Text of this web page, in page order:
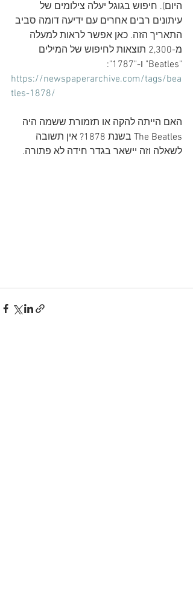
היום). חיפוש בגוגל יעלה צילומים של
עיתונים רבים אחרים עם ידיעה דומה סביב
התאריך הזה. כאן אפשר לראות למעלה
מ-2,300 תוצאות לחיפוש של המילים
"Beatles" ו-"1787":
https://newspaperarchive.com/tags/bea
tles-1878/
האם הייתה להקה או תזמורת ששמה היה
The Beatles בשנת 1878? אין תשובה
לשאלה וזה יישאר בגדר חידה לא פתורה.